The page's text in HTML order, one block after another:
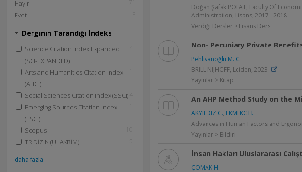
Hayır
Evet
Derginin Tarandığı İndeks
Science Citation Index Expanded
(SCI-EXPANDED)
Arts and Humanities Citation Index
(AHCI)
Social Sciences Citation Index (SSCI)
Emerging Sources Citation Index
(ESCI)
Scopus
TR DİZİN (ULAKBİM)
daha fazla
Doğan Şafak POLAT, Faculty Of
Administration, Lisans, 2017 - 2018
Verdiği Dersler > Lisans Ders
Non- Pecuniary Private
Pehlivanoğlu M. C.
BRILL NIJHOFF, Leiden, 2023
Yayınlar > Kitap
An AHP Method Study on the
AKYILDIZ C., EKMEKCİ İ.
Advances in Human Factors and
Yayınlar > Bildiri
İnsan Hakları Uluslararası
ÇOMAK H.